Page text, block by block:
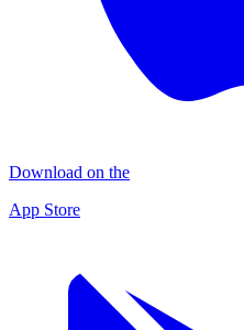
Download on the
App Store